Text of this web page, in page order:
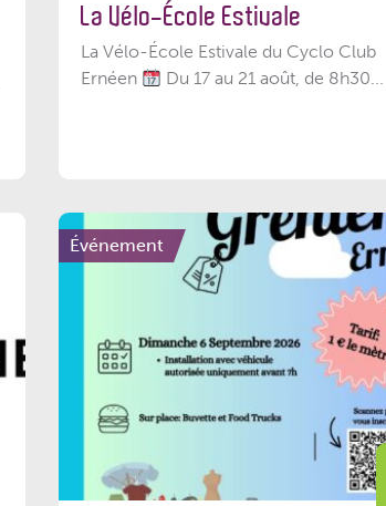
La Vélo-École Estivale
La Vélo-École Estivale du Cyclo Club
Ernéen
Du 17 au 21 août, de 8h30...
Événement